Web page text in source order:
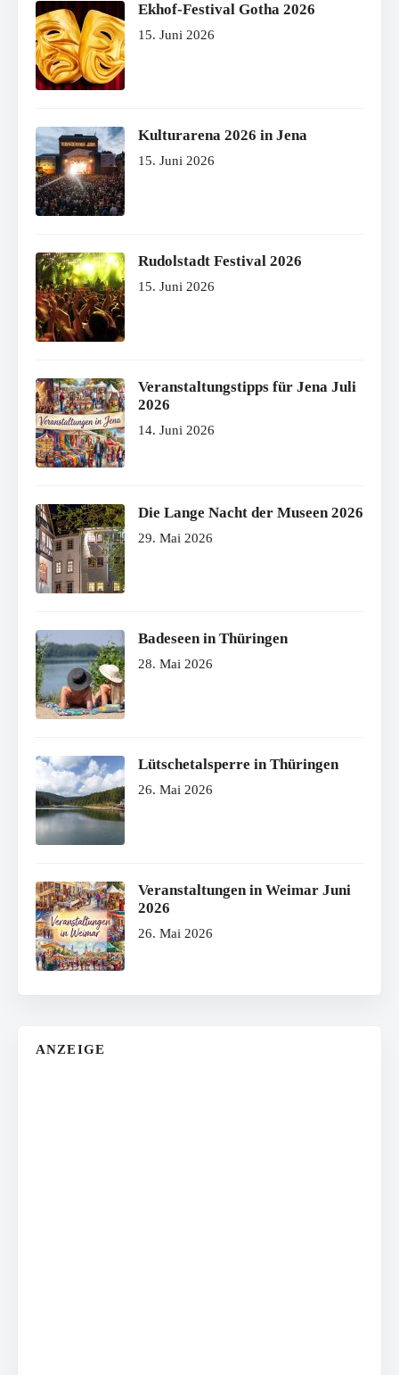
Ekhof-Festival Gotha 2026
15. Juni 2026
Kulturarena 2026 in Jena
15. Juni 2026
Rudolstadt Festival 2026
15. Juni 2026
Veranstaltungstipps für Jena Juli
2026
14. Juni 2026
Die Lange Nacht der Museen 2026
29. Mai 2026
Badeseen in Thüringen
28. Mai 2026
Lütschetalsperre in Thüringen
26. Mai 2026
Veranstaltungen in Weimar Juni
2026
26. Mai 2026
ANZEIGE